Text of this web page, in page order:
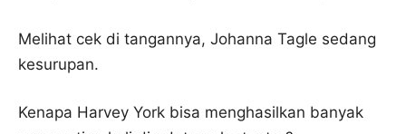
Melihat cek di tangannya, Johanna Tagle sedang
kesurupan.
Kenapa Harvey York bisa menghasilkan banyak